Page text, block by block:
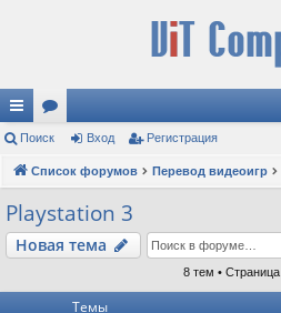
с
ы
лк
ор
ум
Поиск Вход Регистрация
Список форумов Перевод видеоигр
Playstation 3
Новая тема
8 тем • Страница
Темы